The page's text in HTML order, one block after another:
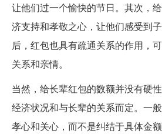
让他们过一个愉快的节日。其次，
济支持和孝敬之心，让他们感受到
后，红包也具有疏通关系的作用，
关系和亲情。
当然，给长辈红包的数额并没有硬
经济状况和与长辈的关系而定。一
孝心和关心，而不是纠结于具体金